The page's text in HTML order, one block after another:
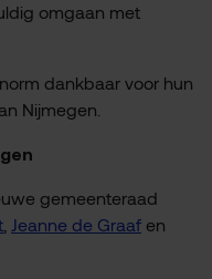
omgaan met
dankbaar voor hun
Nijmegen.
gemeenteraad
Jeanne de Graaf en